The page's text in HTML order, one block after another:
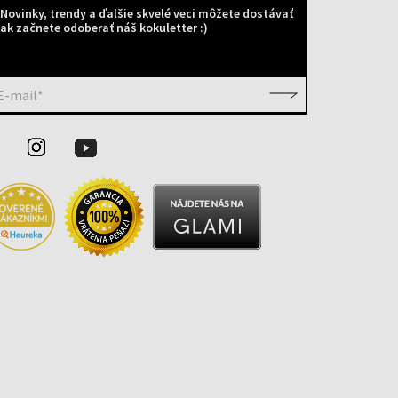
Novinky, trendy a ďalšie skvelé veci môžete dostávať
ak začnete odoberať náš kokuletter :)
mail*